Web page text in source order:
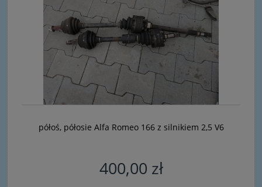
półoś, półosie Alfa Romeo 166 z silnikiem 2,5 V6
400,00 zł